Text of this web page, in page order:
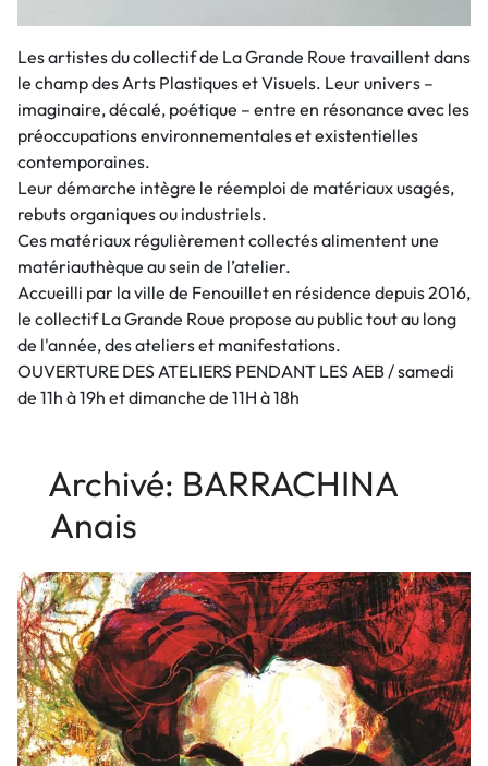
Les artistes du collectif de La Grande Roue travaillent dans
le champ des Arts Plastiques et Visuels. Leur univers –
imaginaire, décalé, poétique – entre en résonance avec les
préoccupations environnementales et existentielles
contemporaines.
Leur démarche intègre le réemploi de matériaux usagés,
rebuts organiques ou industriels.
Ces matériaux régulièrement collectés alimentent une
matériauthèque au sein de l’atelier.
Accueilli par la ville de Fenouillet en résidence depuis 2016,
le collectif La Grande Roue propose au public tout au long
de l'année, des ateliers et manifestations.
OUVERTURE DES ATELIERS PENDANT LES AEB / samedi
de 11h à 19h et dimanche de 11H à 18h
Archivé: BARRACHINA
Anais